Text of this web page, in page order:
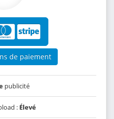
de paiement
publicité
: Élevé